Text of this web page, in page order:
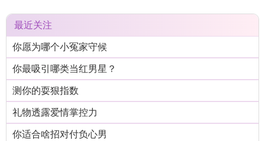
最近关注
你愿为哪个小冤家守候
你最吸引哪类当红男星？
测你的耍狠指数
礼物透露爱情掌控力
你适合啥招对付负心男